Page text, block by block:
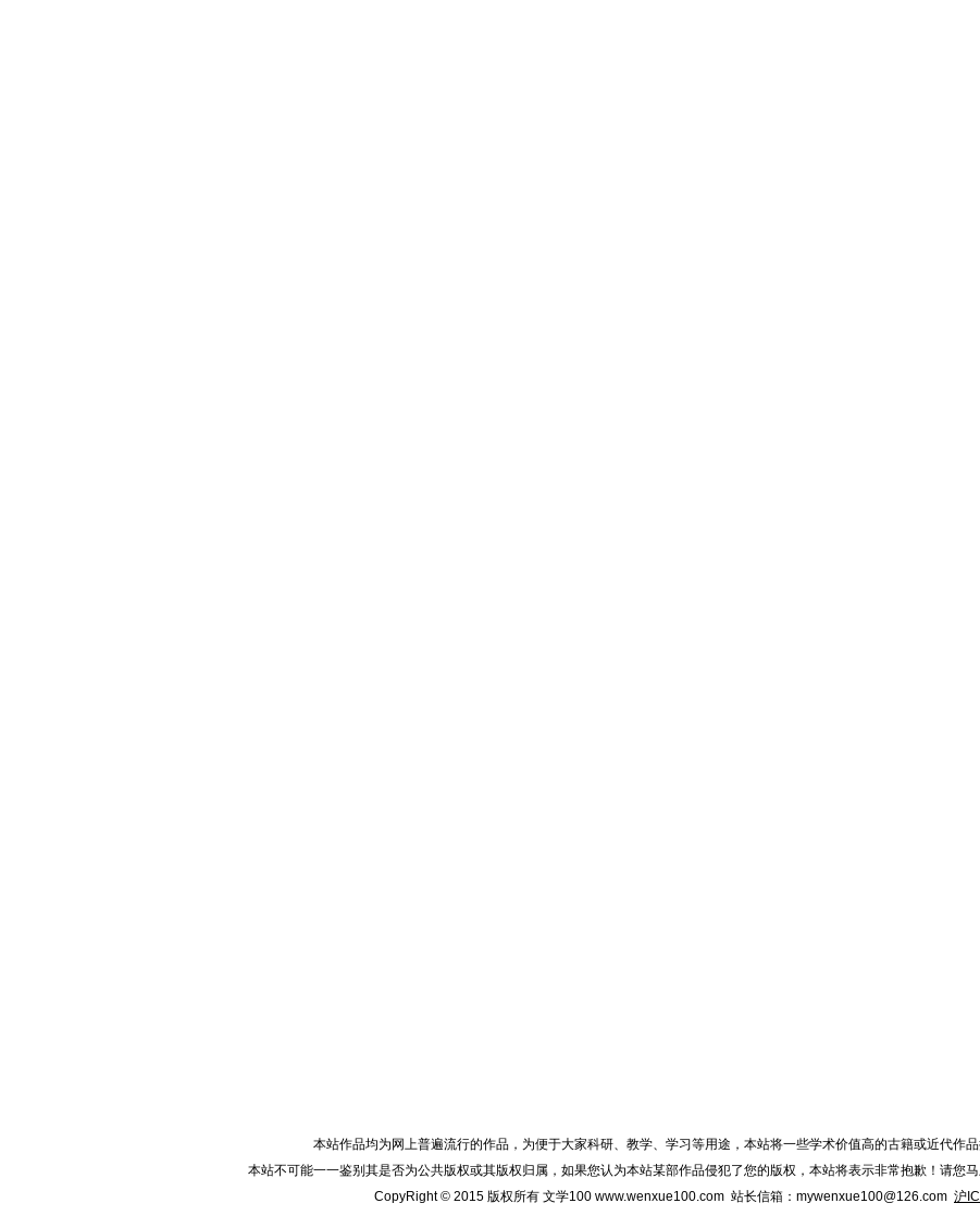
本站作品均为网上普遍流行的作品，为便于大家科研、教学、学习等用途，本站将一些学术价值高的古籍或近代作
本站不可能一一鉴别其是否为公共版权或其版权归属，如果您认为本站某部作品侵犯了您的版权，本站将表示非常抱歉！请您
CopyRight © 2015 版权所有 文学100 www.wenxue100.com 站长信箱：mywenxue100@126.com 沪